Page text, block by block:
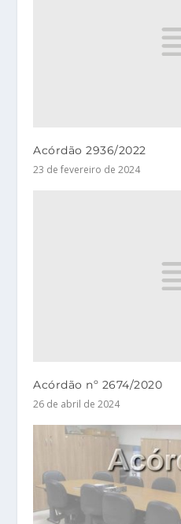
Acórdão 2936/2022
23 de fevereiro de 2024
Acórdão nº 2674/2020
26 de abril de 2024